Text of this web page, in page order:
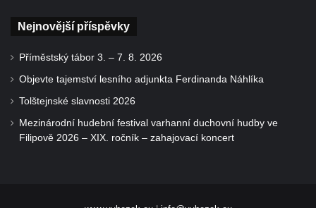
Nejnovější příspěvky
Příměstský tábor 3. – 7. 8. 2026
Objevte tajemství lesního adjunkta Ferdinanda Náhlíka
Tolštejnské slavnosti 2026
Mezinárodní hudební festival varhanní duchovní hudby ve
Filipově 2026 – XIX. ročník – zahajovací koncert